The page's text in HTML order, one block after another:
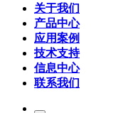
关于我们
产品中心
应用案例
技术支持
信息中心
联系我们